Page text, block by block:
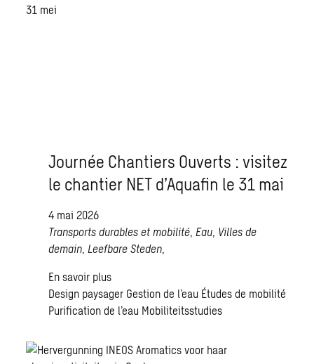
Journée Chantiers Ouverts : visitez
le chantier NET d’Aquafin le 31 mai
4 mai 2026
Transports durables et mobilité, Eau, Villes de
demain, Leefbare Steden,
En savoir plus
Design paysager Gestion de l’eau Études de mobilité
Purification de l’eau Mobiliteitsstudies